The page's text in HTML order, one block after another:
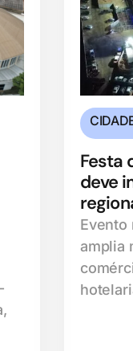
Festa
deve
Evento
amplia